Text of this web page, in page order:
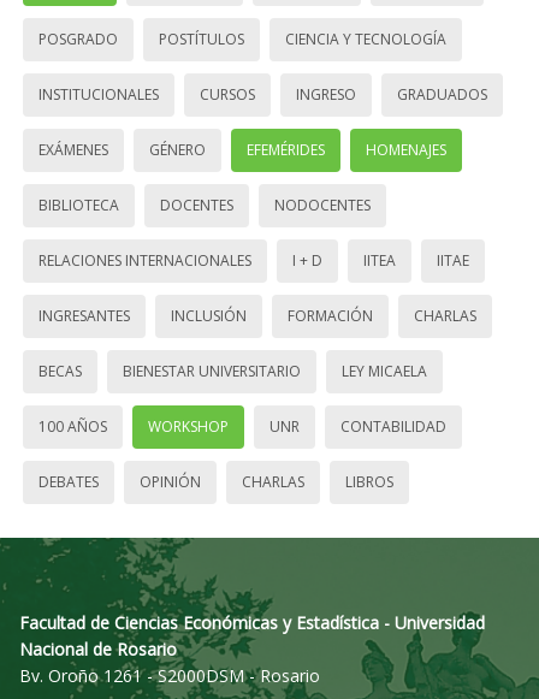
POSGRADO POSTÍTULOS CIENCIA Y TECNOLOGÍA
INSTITUCIONALES CURSOS INGRESO GRADUADOS
EXÁMENES GÉNERO EFEMÉRIDES HOMENAJES
BIBLIOTECA DOCENTES NODOCENTES
RELACIONES INTERNACIONALES I + D IITEA IITAE
INGRESANTES INCLUSIÓN FORMACIÓN CHARLAS
BECAS BIENESTAR UNIVERSITARIO LEY MICAELA
100 AÑOS WORKSHOP UNR CONTABILIDAD
DEBATES OPINIÓN CHARLAS LIBROS
Facultad de Ciencias Económicas y Estadística - Universidad
Nacional de Rosario
Bv. Oroño 1261 - S2000DSM - Rosario